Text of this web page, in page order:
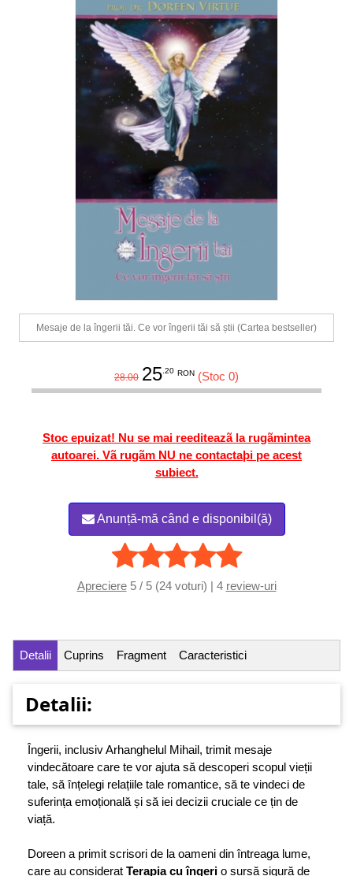
Mesaje de la îngerii tăi. Ce vor îngerii tăi să știi (Cartea bestseller)
28.00 25.20 RON (Stoc 0)
Stoc epuizat! Nu se mai reediteazã la rugãmintea
autoarei. Vã rugãm NU ne contactaþi pe acest
subiect.
Anunță-mă când e disponibil(ă)
Apreciere5 / 5 (24 voturi) | 4 review-uri
Detalii Cuprins Fragment Caracteristici
Detalii:
Îngerii, inclusiv Arhanghelul Mihail, trimit mesaje
vindecătoare care te vor ajuta să descoperi scopul vieții
tale, să înțelegi relațiile tale romantice, să te vindeci de
suferința emoțională și să iei decizii cruciale ce țin de
viață.
Doreen a primit scrisori de la oameni din întreaga lume,
care au considerat Terapia cu îngeri o sursă sigură de